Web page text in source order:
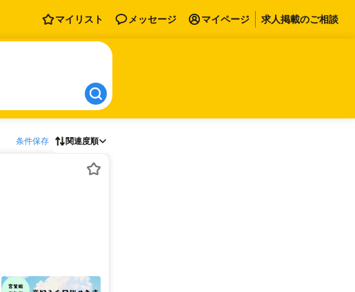
マイリスト メッセージ マイページ 求人掲載のご相談
条件保存 関連度順